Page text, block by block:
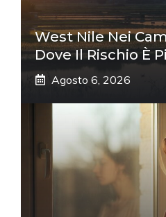
West Nile Nei
Dove Il Rischio È
Agosto 6, 2026